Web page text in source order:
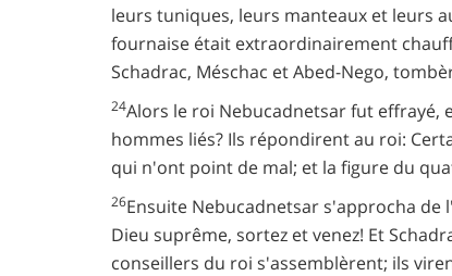
leurs tuniques, leurs manteaux et leurs
fournaise était extraordinairement
Schadrac, Méschac et Abed-Nego,
24Alors le roi Nebucadnetsar fut effrayé,
hommes liés? Ils répondirent au roi:
qui n'ont point de mal; et la figure du
26Ensuite Nebucadnetsar s'approcha de
Dieu suprême, sortez et venez! Et
conseillers du roi s'assemblèrent; ils